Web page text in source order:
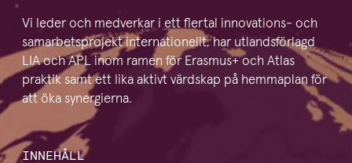
Vi leder och medverkar i ett flertal innovations- och
samar­bets­projekt inter­na­tio­nellt, har utlands­förlagd
LIA och APL inom ramen för Erasmus+ och Atlas
praktik samt ett lika aktivt värdskap på hemmaplan för
att öka synergierna.
INNEHÅLL